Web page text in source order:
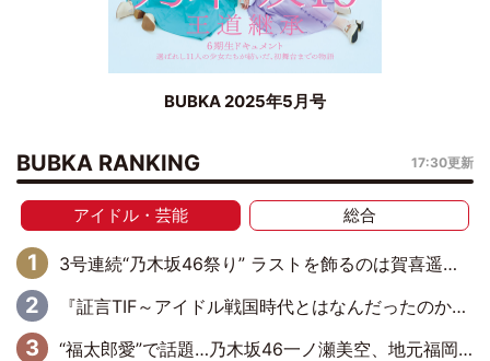
BUBKA 2025年5月号
BUBKA RANKING 17:30更新
アイドル・芸能 総合
3号連続“乃木坂46祭り” ラストを飾るのは賀喜遥香…5年ぶりの登場に「5年分大人になった私を見ていただけたら」
『証言TIF～アイドル戦国時代とはなんだったのか～』第6回：でんぱ組.inc・古川未鈴×相沢梨紗「『ハロプロやりたかったな』って言ったら、夢眠ねむさんに『てめえはでんぱ組．incなんだよ！』って肩パンされて(笑)」
“福太郎愛”で話題…乃木坂46一ノ瀬美空、地元福岡『めんべい25周年トップサポーター』に就任